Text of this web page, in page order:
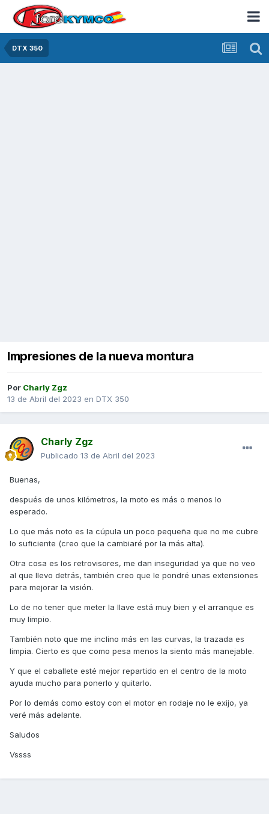
DTX 350
Impresiones de la nueva montura
Por Charly Zgz
13 de Abril del 2023 en DTX 350
Charly Zgz
Publicado 13 de Abril del 2023
Buenas,
después de unos kilómetros, la moto es más o menos lo
esperado.
Lo que más noto es la cúpula un poco pequeña que no me cubre
lo suficiente (creo que la cambiaré por la más alta).
Otra cosa es los retrovisores, me dan inseguridad ya que no veo
al que llevo detrás, también creo que le pondré unas extensiones
para mejorar la visión.
Lo de no tener que meter la llave está muy bien y el arranque es
muy limpio.
También noto que me inclino más en las curvas, la trazada es
limpia. Cierto es que como pesa menos la siento más manejable.
Y que el caballete esté mejor repartido en el centro de la moto
ayuda mucho para ponerlo y quitarlo.
Por lo demás como estoy con el motor en rodaje no le exijo, ya
veré más adelante.
Saludos
Vssss